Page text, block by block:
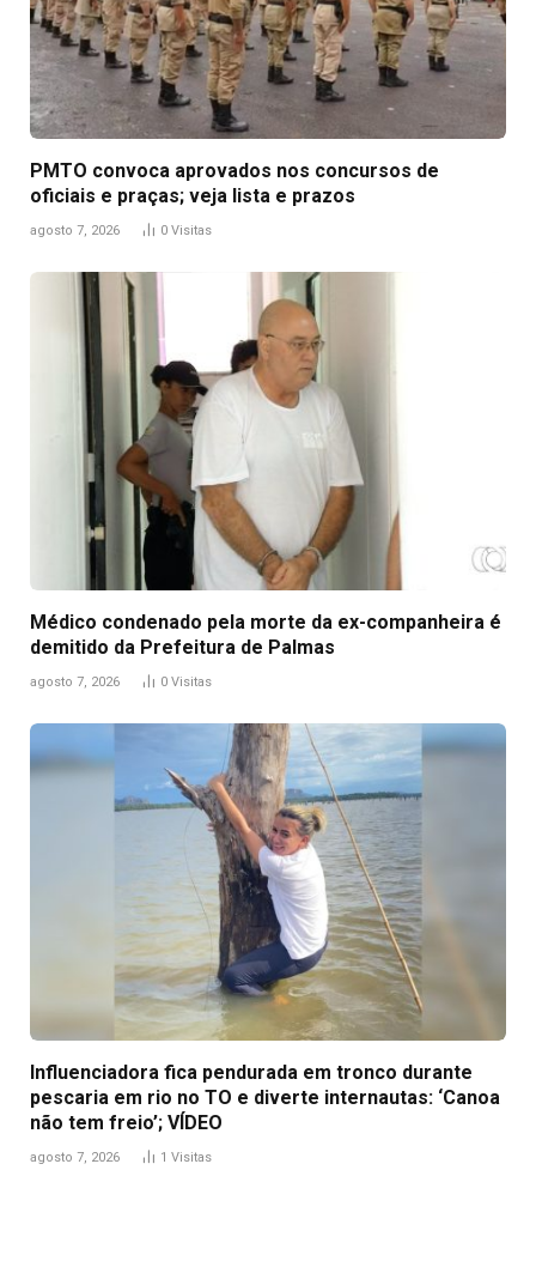
PMTO convoca aprovados nos concursos de
oficiais e praças; veja lista e prazos
agosto 7, 2026 0 Visitas
Médico condenado pela morte da ex-companheira é
demitido da Prefeitura de Palmas
agosto 7, 2026 0 Visitas
Influenciadora fica pendurada em tronco durante
pescaria em rio no TO e diverte internautas: ‘Canoa
não tem freio’; VÍDEO
agosto 7, 2026 1 Visitas